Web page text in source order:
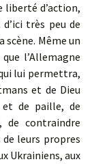
liberté d’action,
très peu de
Même un
l’Allemagne
lui permettra,
et de Dieu
et de paille, de
de contraindre
leurs propres
Ukrainiens, aux